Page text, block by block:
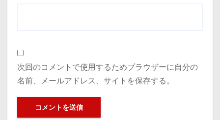
次回のコメントで使用するためブラウザーに自分の
名前、メールアドレス、サイトを保存する。